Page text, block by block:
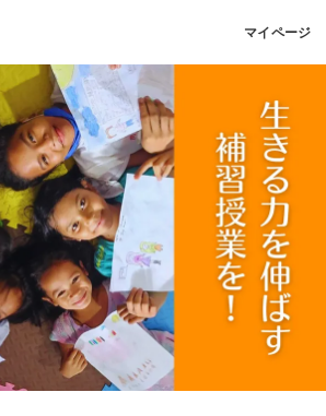
マイページ